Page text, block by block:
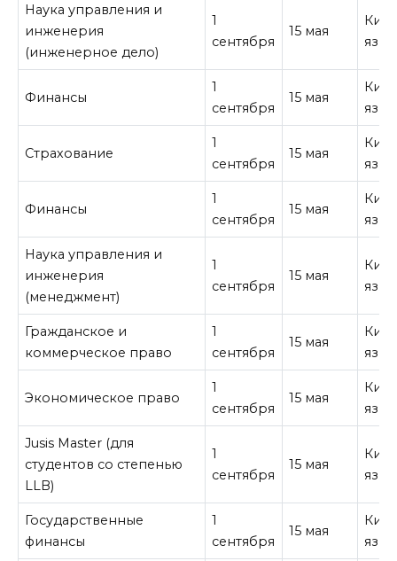
Наука управления и
инженерия
(инженерное дело)
1
сентября
15 мая
язык
Финансы
1
сентября
15 мая
язык
Страхование
1
сентября
15 мая
язык
Финансы
1
сентября
15 мая
язык
Наука управления и
инженерия
(менеджмент)
1
сентября
15 мая
язык
Гражданское и
коммерческое право
1
сентября
15 мая
язык
Экономическое право
1
сентября
15 мая
язык
Jusis Master (для
студентов со степенью
LLB)
1
сентября
15 мая
язык
Государственные
финансы
1
сентября
15 мая
язык